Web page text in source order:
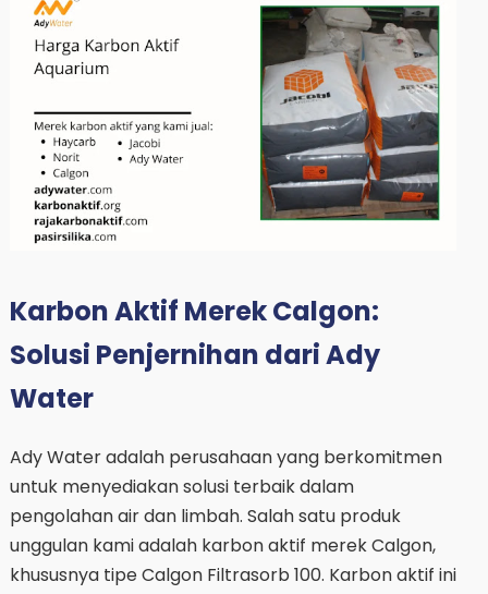
Karbon Aktif Merek Calgon:
Solusi Penjernihan dari Ady
Water
Ady Water adalah perusahaan yang berkomitmen
untuk menyediakan solusi terbaik dalam
pengolahan air dan limbah. Salah satu produk
unggulan kami adalah karbon aktif merek Calgon,
khususnya tipe Calgon Filtrasorb 100. Karbon aktif ini